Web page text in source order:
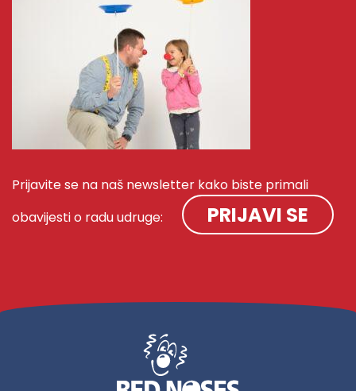
Prijavite se na naš newsletter kako biste primali
obavijesti o radu udruge:
PRIJAVI SE